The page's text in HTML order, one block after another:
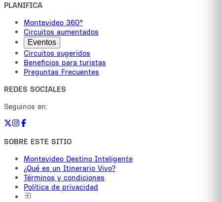
PLANIFICA
Montevideo 360°
Circuitos aumentados
Eventos
Circuitos sugeridos
Beneficios para turistas
Preguntas Frecuentes
REDES SOCIALES
Seguinos en:
SOBRE ESTE SITIO
Montevideo Destino Inteligente
¿Qué es un Itinerario Vivo?
Términos y condiciones
Política de privacidad